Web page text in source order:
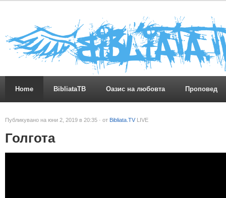
Home BibliataTB Оазис на любовта Проповед
Публикувано на юни 2, 2019 в 20:35 · от Bibliata.TV LIVE
Голгота